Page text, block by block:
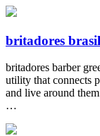
britadores
britadores barber
utility that connects
and live around
…